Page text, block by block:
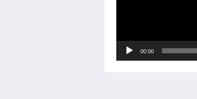
00:00